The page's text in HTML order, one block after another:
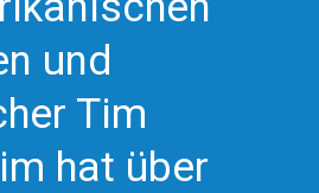
und
Tim
hat über